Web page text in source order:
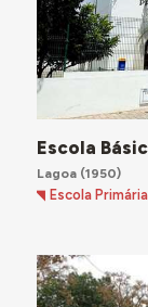
Escola
Lagoa(1950)
Escola Primária